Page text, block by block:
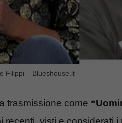
Filippi – Blueshouse.it
trasmissione come